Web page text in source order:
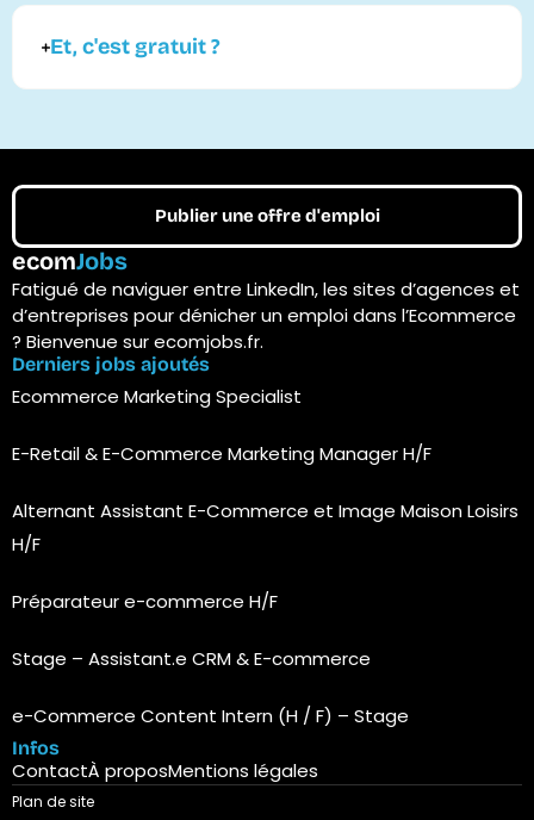
Et, c'est gratuit ?
ecomJobs
Fatigué de naviguer entre LinkedIn, les sites d’agences et
d’entreprises pour dénicher un emploi dans l’Ecommerce
? Bienvenue sur ecomjobs.fr.
Publier une offre d'emploi
Infos
ContactÀ proposMentions légales
Derniers jobs ajoutés
Ecommerce Marketing Specialist
E-Retail & E-Commerce Marketing Manager H/F
Alternant Assistant E-Commerce et Image Maison Loisirs
H/F
Préparateur e-commerce H/F
Stage – Assistant.e CRM & E-commerce
e-Commerce Content Intern (H / F) – Stage
Plan de site